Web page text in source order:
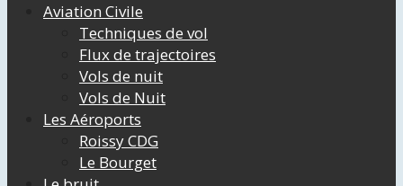
Aviation Civile
Techniques de vol
Flux de trajectoires
Vols de nuit
Vols de Nuit
Les Aéroports
Roissy CDG
Le Bourget